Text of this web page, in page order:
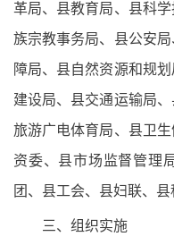
革局、县教育局、县科
族宗教事务局、县公安
障局、县自然资源和规
建设局、县交通运输局
旅游广电体育局、县卫
资委、县市场监督管理
团、县工会、县妇联、县
三、组织实施